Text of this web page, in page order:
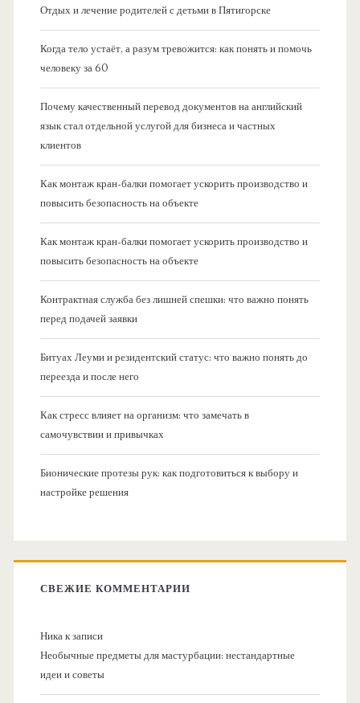
Отдых и лечение родителей с детьми в Пятигорске
Когда тело устаёт, а разум тревожится: как понять и помочь
человеку за 60
Почему качественный перевод документов на английский
язык стал отдельной услугой для бизнеса и частных
клиентов
Как монтаж кран-балки помогает ускорить производство и
повысить безопасность на объекте
Как монтаж кран-балки помогает ускорить производство и
повысить безопасность на объекте
Контрактная служба без лишней спешки: что важно понять
перед подачей заявки
Битуах Леуми и резидентский статус: что важно понять до
переезда и после него
Как стресс влияет на организм: что замечать в
самочувствии и привычках
Бионические протезы рук: как подготовиться к выбору и
настройке решения
СВЕЖИЕ КОММЕНТАРИИ
Никак записи
Необычные предметы для мастурбации: нестандартные
идеи и советы